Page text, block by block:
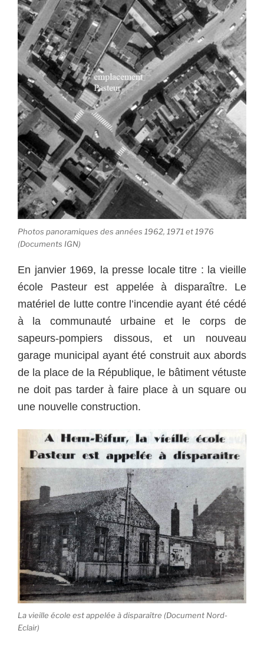
Photos panoramiques des années 1962, 1971 et 1976
(Documents IGN)
En janvier 1969, la presse locale titre : la vieille
école Pasteur est appelée à disparaître. Le
matériel de lutte contre l’incendie ayant été cédé
à la communauté urbaine et le corps de
sapeurs-pompiers dissous, et un nouveau
garage municipal ayant été construit aux abords
de la place de la République, le bâtiment vétuste
ne doit pas tarder à faire place à un square ou
une nouvelle construction.
La vieille école est appelée à disparaître (Document Nord-
Eclair)